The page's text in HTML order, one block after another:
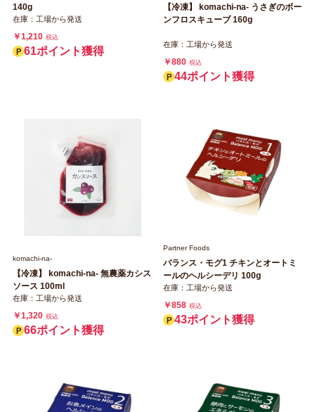
140g
在庫：工場から発送
￥1,210 税込
61ポイント獲得
【冷凍】 komachi‐na‐ うさぎのボー
ンフロスキューブ 160g
在庫：工場から発送
￥880 税込
44ポイント獲得
komachi‐na‐
【冷凍】 komachi‐na‐ 無農薬カシス
ソース 100ml
在庫：工場から発送
￥1,320 税込
66ポイント獲得
Partner Foods
バランス・モグ1 チキンとオートミ
ールのヘルシーデリ 100g
在庫：工場から発送
￥858 税込
43ポイント獲得